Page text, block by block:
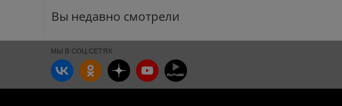
Вы недавно смотрели
МЫ В СОЦ СЕТЯХ